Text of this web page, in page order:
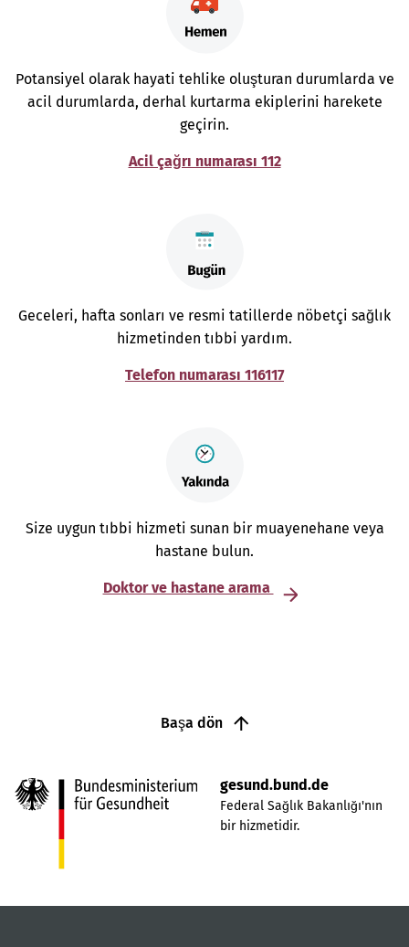
Potansiyel olarak hayati tehlike oluşturan durumlarda ve
acil durumlarda, derhal kurtarma ekiplerini harekete
geçirin.
Acil çağrı numarası 112
Geceleri, hafta sonları ve resmi tatillerde nöbetçi sağlık
hizmetinden tıbbi yardım.
Telefon numarası 116117
Size uygun tıbbi hizmeti sunan bir muayenehane veya
hastane bulun.
Doktor ve hastane arama
Başa dön
gesund.bund.de
Federal Sağlık Bakanlığı'nın
bir hizmetidir.